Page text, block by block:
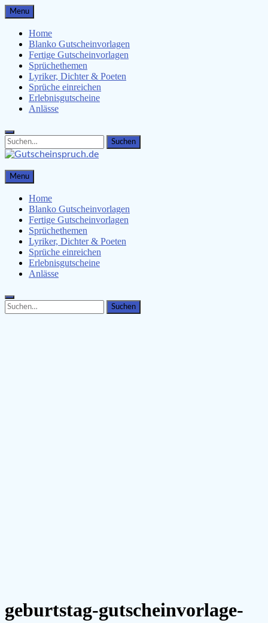
Skip
to
content
Menu
Home
Blanko Gutscheinvorlagen
Fertige Gutscheinvorlagen
Sprüchethemen
Lyriker, Dichter & Poeten
Sprüche einreichen
Erlebnisgutscheine
Anlässe
Search
for:
Search
Gutscheinspruch.de
Gutscheinsprüche & Gutscheinvorlagen finden
Menu
Home
Blanko Gutscheinvorlagen
Fertige Gutscheinvorlagen
Sprüchethemen
Lyriker, Dichter & Poeten
Sprüche einreichen
Erlebnisgutscheine
Anlässe
Search
for:
Search
geburtstag-gutscheinvorlage-